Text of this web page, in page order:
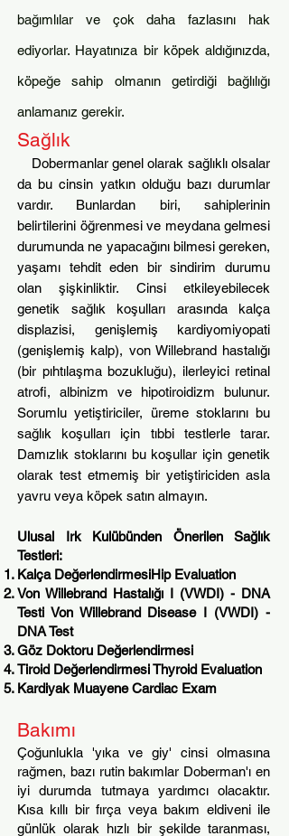
bağımlılar ve çok daha fazlasını hak
ediyorlar. Hayatınıza bir köpek aldığınızda,
köpeğe sahip olmanın getirdiği bağlılığı
anlamanız gerekir.
Sağlık
Dobermanlar genel olarak sağlıklı olsalar
da bu cinsin yatkın olduğu bazı durumlar
vardır. Bunlardan biri, sahiplerinin
belirtilerini öğrenmesi ve meydana gelmesi
durumunda ne yapacağını bilmesi gereken,
yaşamı tehdit eden bir sindirim durumu
olan şişkinliktir. Cinsi etkileyebilecek
genetik sağlık koşulları arasında kalça
displazisi, genişlemiş kardiyomiyopati
(genişlemiş kalp), von Willebrand hastalığı
(bir pıhtılaşma bozukluğu), ilerleyici retinal
atrofi, albinizm ve hipotiroidizm bulunur.
Sorumlu yetiştiriciler, üreme stoklarını bu
sağlık koşulları için tıbbi testlerle tarar.
Damızlık stoklarını bu koşullar için genetik
olarak test etmemiş bir yetiştiriciden asla
yavru veya köpek satın almayın.
Ulusal Irk Kulübünden Önerilen Sağlık
Testleri:
Kalça DeğerlendirmesiHip Evaluation
Von Willebrand Hastalığı I (VWDI) - DNA
Testi Von Willebrand Disease I (VWDI) -
DNA Test
Göz Doktoru Değerlendirmesi
Tiroid Değerlendirmesi Thyroid Evaluation
Kardiyak Muayene Cardiac Exam
Bakımı
Çoğunlukla 'yıka ve giy' cinsi olmasına
rağmen, bazı rutin bakımlar Doberman'ı en
iyi durumda tutmaya yardımcı olacaktır.
Kısa kıllı bir fırça veya bakım eldiveni ile
günlük olarak hızlı bir şekilde taranması,